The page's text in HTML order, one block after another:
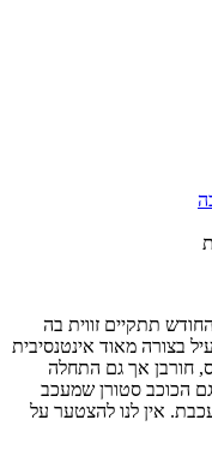
תתקיים זווית בה
בצורה מאוד אינטנסיבית
חורבן אך גם התחלה
הכוכב סטורן שמעכב
אין לנו להצטער על